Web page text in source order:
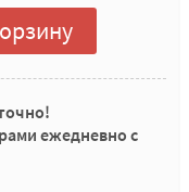
ежедневно с